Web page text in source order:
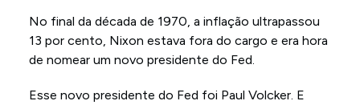
No final da década de 1970, a inflação ultrapassou
13 por cento, Nixon estava fora do cargo e era hora
de nomear um novo presidente do Fed.
Esse novo presidente do Fed foi Paul Volcker. E